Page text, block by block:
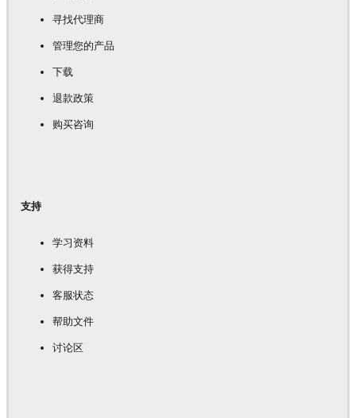
寻找代理商
管理您的产品
下载
退款政策
购买咨询
支持
学习资料
获得支持
客服状态
帮助文件
讨论区